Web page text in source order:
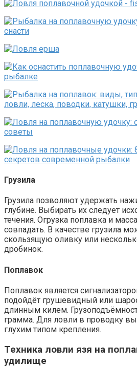
Грузила
Грузила позволяют удержать
глубине. Выбирать их следует
течения. Огрузка поплавка и
совпадать. В качестве грузила
скользящую оливку или
дробинок.
Поплавок
Поплавок является
подойдёт грушевидный или
длинным килем.
грамма. Для ловли в проводку
глухим типом крепления.
Техника ловли язя на
удилище